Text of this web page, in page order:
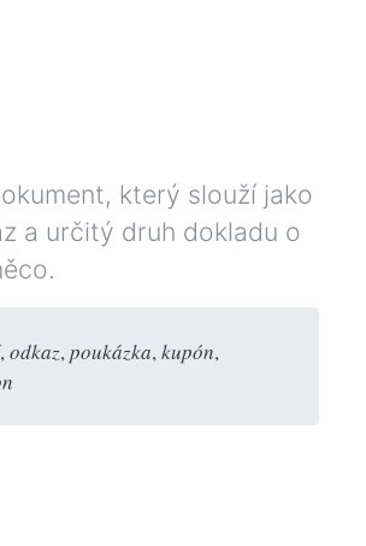
který slouží jako
a určitý druh dokladu o
,odkaz,poukázka,kupón,